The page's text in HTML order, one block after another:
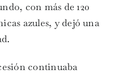
con más de 120
azules, y dejó una
continuaba